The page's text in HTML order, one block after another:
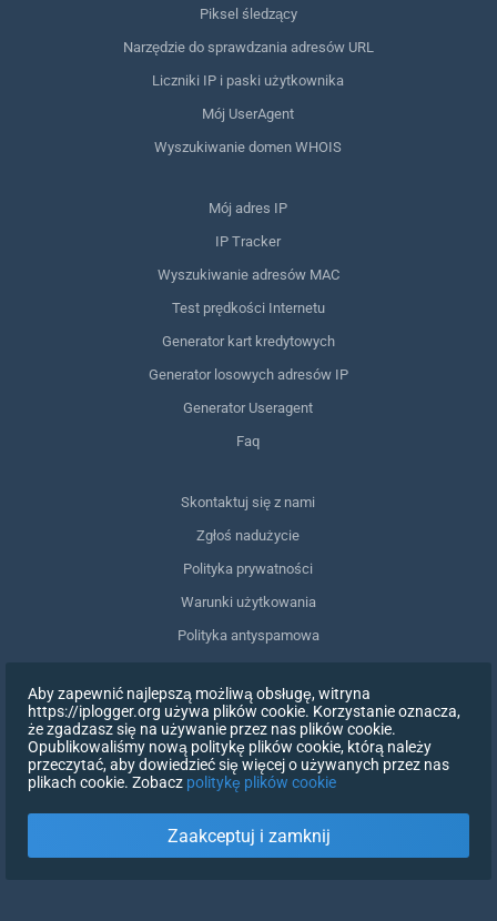
Piksel śledzący
Narzędzie do sprawdzania adresów URL
Liczniki IP i paski użytkownika
Mój UserAgent
Wyszukiwanie domen WHOIS
Mój adres IP
IP Tracker
Wyszukiwanie adresów MAC
Test prędkości Internetu
Generator kart kredytowych
Generator losowych adresów IP
Generator Useragent
Faq
Skontaktuj się z nami
Zgłoś nadużycie
Polityka prywatności
Warunki użytkowania
Polityka antyspamowa
Usuń moje dane
Wycofanie zgody
ZALOGUJ SIĘ
Aby zapewnić najlepszą możliwą obsługę, witryna
https://iplogger.org używa plików cookie. Korzystanie oznacza,
że zgadzasz się na używanie przez nas plików cookie.
Opublikowaliśmy nową politykę plików cookie, którą należy
przeczytać, aby dowiedzieć się więcej o używanych przez nas
plikach cookie. Zobacz politykę plików cookie
Zaakceptuj i zamknij